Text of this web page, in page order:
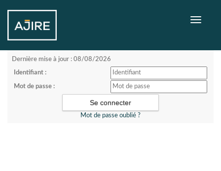
Toggle
Dernière mise à jour : 08/08/2026
Identifiant :
Mot de passe :
Mot de passe oublié ?